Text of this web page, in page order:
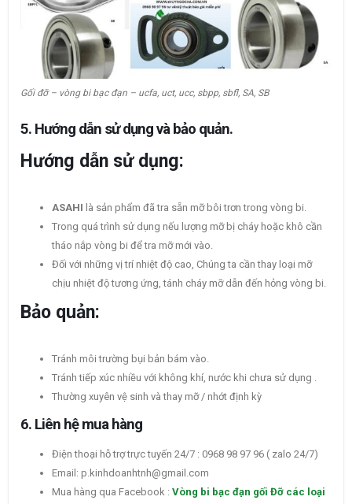
Gối đỡ – vòng bi bạc đạn – ucfa, uct, ucc, sbpp, sbfl, SA, SB
5. Hướng dẫn sử dụng và bảo quản.
Hướng dẫn sử dụng:
ASAHI là sản phẩm đã tra sẵn mỡ bôi trơn trong vòng bi.
Trong quá trình sử dụng nếu lượng mỡ bị cháy hoặc khô cần
tháo nắp vòng bi để tra mỡ mới vào.
Đối với những vị trí nhiệt độ cao, Chúng ta cần thay loại mỡ
chịu nhiệt độ tương ứng, tánh cháy mỡ dẫn đến hỏng vòng bi.
Bảo quản:
Tránh môi trường bụi bản bám vào.
Tránh tiếp xúc nhiều với không khí, nước khi chưa sử dụng .
Thường xuyên vệ sinh và thay mỡ / nhớt định kỳ
6. Liên hệ mua hàng
Điện thoại hỗ trợ trực tuyến 24/7 : 0968 98 97 96 ( zalo 24/7)
Email: p.kinhdoanhtnh@gmail.com
Mua hàng qua Facebook : Vòng bi bạc đạn gối Đỡ các loại